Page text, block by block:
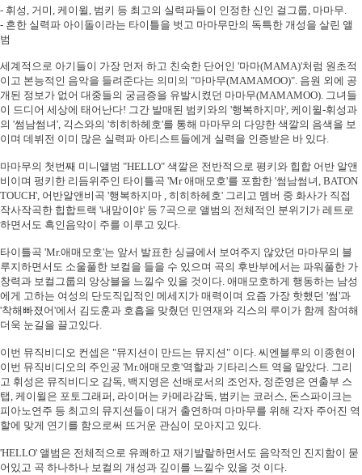
- 휘성, 거미, 케이윌, 범키 등 최고의 실력파들이 인정한 신인 걸그룹, 마마무.
- 흔한 실력파 아이돌이라는 타이틀을 벗고 마마무만의 독특한 개성을 살린 앨
범
세계적으로 아기들이 가장 먼저 하고 친숙한 단어인 '마마(MAMA)'처럼 원초적
이고 본능적인 음악을 들려준다는 의미의 "마마무(MAMAMOO)". 음원 외에 공
개된 정보가 없어 대중들의 궁금증을 유발시켰던 마마무(MAMAMOO). 그녀들
이 드디어 세상에 태어난다! 그간 발매된 범키와의 '행복하지마', 케이윌-휘성과
의 '썸남썸녀', 긱스와의 '히히하헤호'를 통해 마마무의 다양한 색깔의 음색을 보
이며 데뷔전 이미 많은 실력파 아티스트들에게 실력을 인증받은 바 있다.
마마무의 첫번째 미니앨범 "HELLO" 색깔은 전반적으로 평키와 힙합 어반 알앤
비이며 펑키한 리듬위주인 타이틀곡 'Mr애매모호'를 포함한 '썸남썸녀, BATON
TOUCH', 어반알앤비곡 '행복하지마 , 히히하헤호' 그리고 멤버 중 화사가 직접
작사작곡한 힙합트랙 '내맘이야' 등 7곡으로 앨범의 전체적인 분위기가 레트로
하면서도 흑인음악이 주를 이루고 있다.
타이틀곡 'Mr.애매모호'는 앞서 발표한 싱글에서 보여주지 않았던 마마무의 블
루지하면서도 소울풀한 보컬을 들을 수 있으며 곡의 후반부에서는 파워풀한 가
창력과 보컬그룹의 앙상블을 느낄수 있을 것이다. 애매모호하게 행동하는 남성
에게 고하는 여성의 단도직입적인 메세지가 매력이며 요즘 가장 핫했던 '썸'과
'착해빠졌어'에서 김도훈과 호흡을 맞췄던 민연재와 긱스의 루이가 함께 참여해
더욱 눈길을 끌고있다.
이번 뮤직비디오 컨셉은 "뮤지션이 만드는 뮤지션" 이다. 씨엔블루의 이종현이
이번 뮤직비디오의 주인공 'Mr.애매모호'역할과 기타리스트 역을 맡았다. 그리
고 휘성은 뮤직비디오 감독, 백지영은 선배로서의 조언자, 정준영은 연출부 스
탭, 케이윌은 포토그래퍼, 라이머는 카메라감독, 범키는 코러스, 돈스파이크는
피아노연주 등 최고의 뮤지션들이 대거 출연하며 마마무를 위해 각자 주어진 역
할에 맞게 연기를 함으로써 뜨거운 관심이 모아지고 있다.
'HELLO' 앨범은 전체적으로 유쾌하고 재기발랄하면서도 음악적인 진지함이 묻
어있고 곡 하나하나 보컬의 개성과 깊이를 느낄수 있을 것 이다.